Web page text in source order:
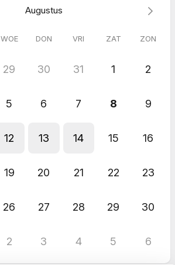
Augustus
WOE DON VRI ZAT ZON
29 30 31 1 2
5 6 7 8 9
12 13 14 15 16
19 20 21 22 23
26 27 28 29 30
2 3 4 5 6